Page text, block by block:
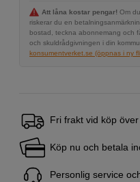
Att låna kostar pengar! Om
riskerar du en
bostad, teckna abonnemang och
och skuldrådgivningen i din
konsumentverket.se (öppnas i ny
Fri frakt vid köp
Köp nu och betala
Personlig service